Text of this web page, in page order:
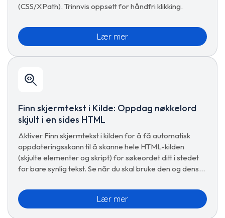
(CSS/XPath). Trinnvis oppsett for håndfri klikking.
Lær mer
Finn skjermtekst i Kilde: Oppdag nøkkelord
skjult i en sides HTML
Aktiver Finn skjermtekst i kilden for å få automatisk
oppdateringsskann til å skanne hele HTML-kilden
(skjulte elementer og skript) for søkeordet ditt i stedet
for bare synlig tekst. Se når du skal bruke den og dens
Lær mer